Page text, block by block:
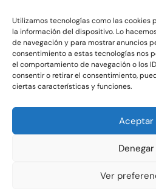
Utilizamos tecnologías como las cookies
la información del dispositivo. Lo
de navegación y para mostrar anuncios
consentimiento a estas tecnologías nos
el comportamiento de navegación o los
consentir o retirar el consentimiento,
ciertas características y funciones.
Aceptar
Denegar
Ver
Haz clic para
marketing y permitir
C/Ocaña 205, local 3 y 4